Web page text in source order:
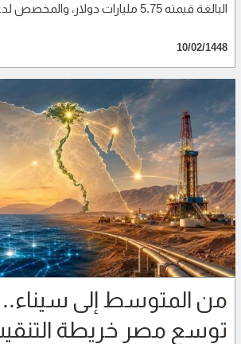
البالغة قيمته 5.75 مليارات دولار، والمخصص لدعم الاقتصاد الكلي.
10/02/1448
من المتوسط إلى
توسع مصر خريطة